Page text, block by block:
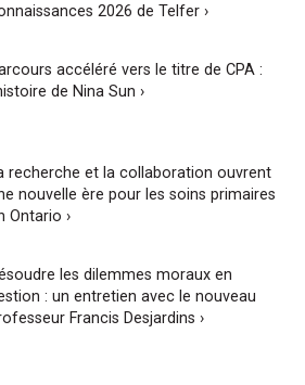
2026 de Telfer ›
accéléré vers le titre de CPA :
de Nina Sun ›
recherche et la collaboration ouvrent
nouvelle ère pour les soins primaires
Ontario ›
les dilemmes moraux en
: un entretien avec le nouveau
Francis Desjardins ›